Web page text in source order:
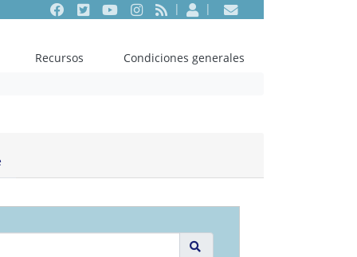
Facebook
TwitterYoutubeInstagram
RSS EntrarContacto
Recursos
Condiciones generales